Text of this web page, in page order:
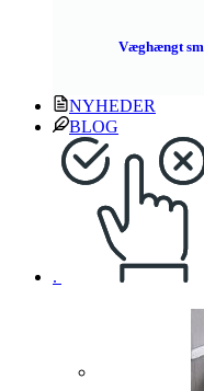
Væghængt
NYHEDER
BLOG
.